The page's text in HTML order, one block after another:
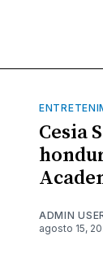
Cesia
ADMIN
agosto 15,